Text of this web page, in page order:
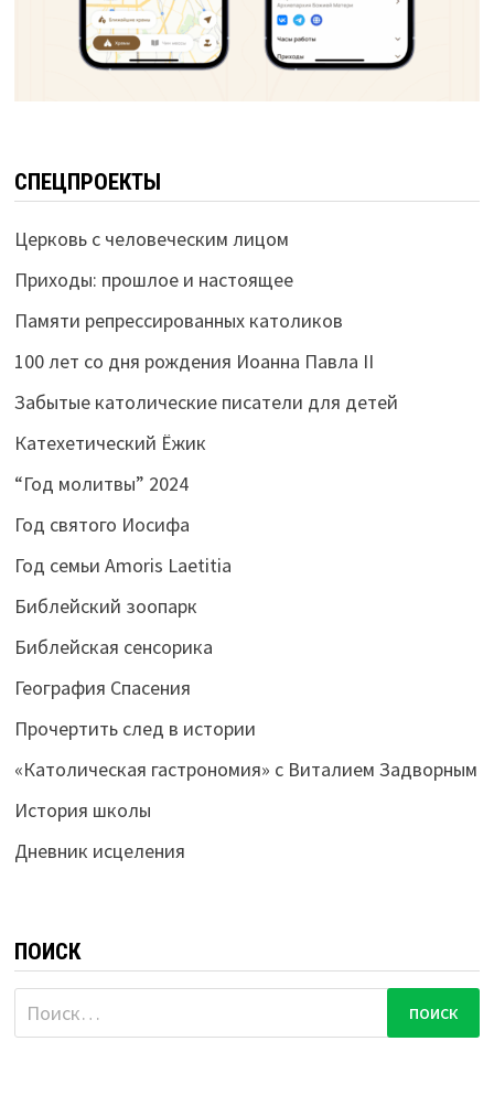
СПЕЦПРОЕКТЫ
Церковь с человеческим лицом
Приходы: прошлое и настоящее
Памяти репрессированных католиков
100 лет со дня рождения Иоанна Павла II
Забытые католические писатели для детей
Катехетический Ёжик
“Год молитвы” 2024
Год святого Иосифа
Год семьи Amoris Laetitia
Библейский зоопарк
Библейская сенсорика
География Спасения
Прочертить след в истории
«Католическая гастрономия» с Виталием Задворным
История школы
Дневник исцеления
ПОИСК
Найти: